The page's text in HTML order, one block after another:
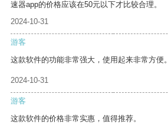
速器app的价格应该在50元以下才比较合理。
2024-10-31
游客
这款软件的功能非常强大，使用起来非常方便。
2024-10-31
游客
这款软件的价格非常实惠，值得推荐。